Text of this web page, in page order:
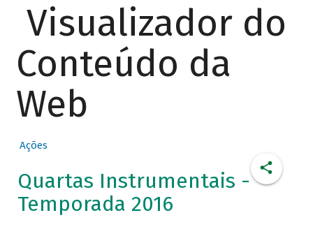
Visualizador do
Conteúdo da
Web
Ações
Quartas Instrumentais -
Temporada 2016